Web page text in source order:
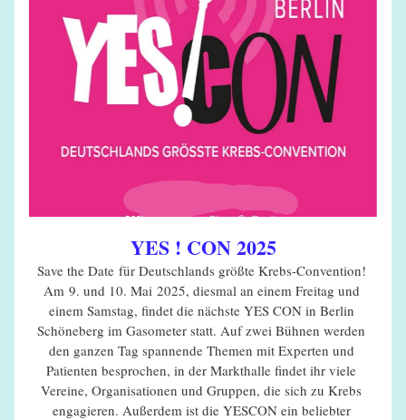
YES ! CON 2025
Save the Date für Deutschlands größte Krebs-Convention!
Am 9. und 10. Mai 2025, diesmal an einem Freitag und
einem Samstag, findet die nächste YES CON in Berlin
Schöneberg im Gasometer statt. Auf zwei Bühnen werden
den ganzen Tag spannende Themen mit Experten und
Patienten besprochen, in der Markthalle findet ihr viele
Vereine, Organisationen und Gruppen, die sich zu Krebs
engagieren. Außerdem ist die YESCON ein beliebter